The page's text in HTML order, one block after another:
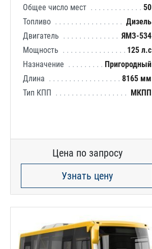
Общее число мест
50
Топливо
Дизель
Двигатель
ЯМЗ-534
Мощность
125 л.с
Назначение
Пригородный
Длина
8165 мм
Тип КПП
МКПП
Цена по запросу
Узнать цену